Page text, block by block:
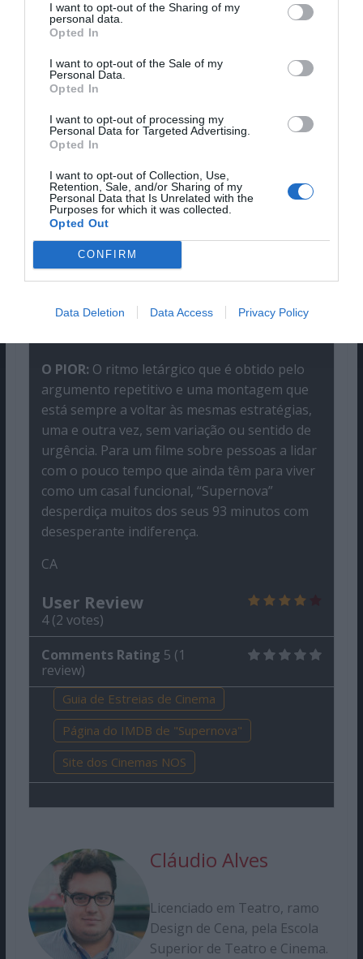
I want to opt-out of the Sharing of my
personal data.
Opted In
I want to opt-out of the Sale of my
Personal Data.
Opted In
I want to opt-out of processing my
Personal Data for Targeted Advertising.
Opted In
I want to opt-out of Collection, Use,
Retention, Sale, and/or Sharing of my
Personal Data that Is Unrelated with the
Purposes for which it was collected.
Opted Out
CONFIRM
Data Deletion Data Access Privacy Policy
O MELHOR:Tucci e Firth, especialmente nas
membrana apática que cobre a história se
desvanece.
Pub
O PIOR: O ritmo letárgico que é obtido pelo
argumento repetitivo e uma montagem que
está sempre a voltar às mesmas estratégias,
uma e outra vez, sem variação ou sentido de
urgência. Para um filme sobre pessoas a lidar
com o pouco tempo que ainda têm para viver
como um casal funcional, “Supernova”
desperdiça muitos dos seus 93 minutos com
desesperante indiferença.
CA
User Review
4 (2 votes)
Comments Rating 5 (1
review)
Guia de Estreias de Cinema
Página do IMDB de "Supernova"
Site dos Cinemas NOS
Cláudio Alves
Licenciado em Teatro, ramo
Design de Cena, pela Escola
Superior de Teatro e Cinema.